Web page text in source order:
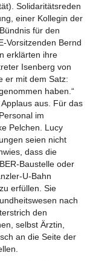
Solidaritätsreden
einer Kollegin der
für den
Vorsitzenden Bernd
erklärten ihre
Isenberg von
er mit dem Satz:
haben.“
aus. Für das
im
Pelchen. Lucy
seien nicht
dass die
Baustelle oder
U-Bahn
erfüllen. Sie
nach
den
selbst Ärztin,
an die Seite der